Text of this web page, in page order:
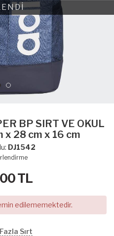
BP SIRT VE OKUL
x 28 cm x 16 cm
DJ1542
TL
edilememektedir.
Sırt